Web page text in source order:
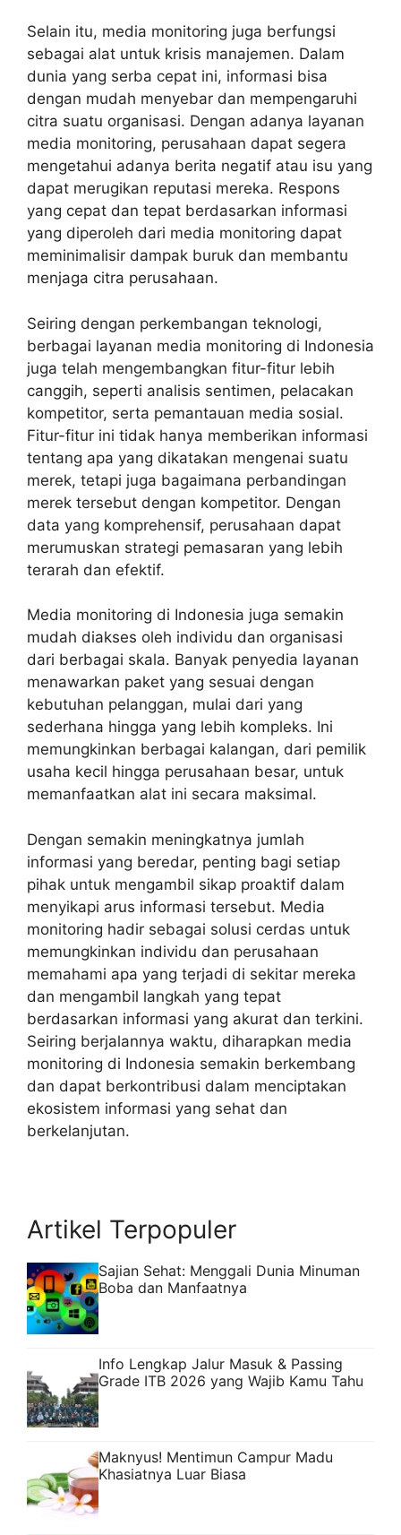
Selain itu, media monitoring juga berfungsi
sebagai alat untuk krisis manajemen. Dalam
dunia yang serba cepat ini, informasi bisa
dengan mudah menyebar dan mempengaruhi
citra suatu organisasi. Dengan adanya layanan
media monitoring, perusahaan dapat segera
mengetahui adanya berita negatif atau isu yang
dapat merugikan reputasi mereka. Respons
yang cepat dan tepat berdasarkan informasi
yang diperoleh dari media monitoring dapat
meminimalisir dampak buruk dan membantu
menjaga citra perusahaan.
Seiring dengan perkembangan teknologi,
berbagai layanan media monitoring di Indonesia
juga telah mengembangkan fitur-fitur lebih
canggih, seperti analisis sentimen, pelacakan
kompetitor, serta pemantauan media sosial.
Fitur-fitur ini tidak hanya memberikan informasi
tentang apa yang dikatakan mengenai suatu
merek, tetapi juga bagaimana perbandingan
merek tersebut dengan kompetitor. Dengan
data yang komprehensif, perusahaan dapat
merumuskan strategi pemasaran yang lebih
terarah dan efektif.
Media monitoring di Indonesia juga semakin
mudah diakses oleh individu dan organisasi
dari berbagai skala. Banyak penyedia layanan
menawarkan paket yang sesuai dengan
kebutuhan pelanggan, mulai dari yang
sederhana hingga yang lebih kompleks. Ini
memungkinkan berbagai kalangan, dari pemilik
usaha kecil hingga perusahaan besar, untuk
memanfaatkan alat ini secara maksimal.
Dengan semakin meningkatnya jumlah
informasi yang beredar, penting bagi setiap
pihak untuk mengambil sikap proaktif dalam
menyikapi arus informasi tersebut. Media
monitoring hadir sebagai solusi cerdas untuk
memungkinkan individu dan perusahaan
memahami apa yang terjadi di sekitar mereka
dan mengambil langkah yang tepat
berdasarkan informasi yang akurat dan terkini.
Seiring berjalannya waktu, diharapkan media
monitoring di Indonesia semakin berkembang
dan dapat berkontribusi dalam menciptakan
ekosistem informasi yang sehat dan
berkelanjutan.
Artikel Terpopuler
Sajian Sehat: Menggali Dunia Minuman
Boba dan Manfaatnya
Info Lengkap Jalur Masuk & Passing
Grade ITB 2026 yang Wajib Kamu Tahu
Maknyus! Mentimun Campur Madu
Khasiatnya Luar Biasa